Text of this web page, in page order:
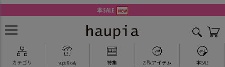
本SALE NEW
カテゴリ haupia & daily 特集 25秋アイテム 本SALE